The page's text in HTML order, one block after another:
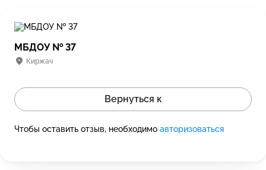
МБДОУ № 37
Киржач
Вернуться к
Чтобы оставить отзыв, необходимо авторизоваться